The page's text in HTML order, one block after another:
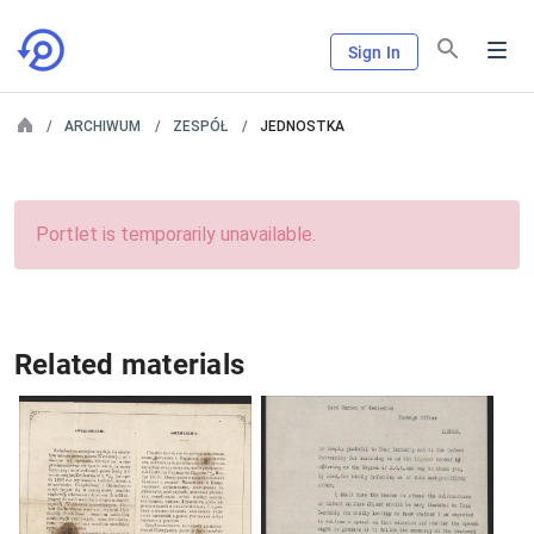
Sign In
ARCHIWUM ZESPÓŁ JEDNOSTKA
Portlet is temporarily unavailable.
Related materials